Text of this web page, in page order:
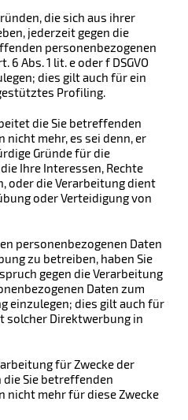
die sich aus ihrer
jederzeit gegen die
personenbezogenen
Abs. 1 lit. e oder f DSGVO
dies gilt auch für ein
Profiling.
die Sie betreffenden
nicht mehr, es sei denn, er
Gründe für die
Ihre Interessen, Rechte
oder die Verarbeitung dient
oder Verteidigung von
personenbezogenen Daten
zu betreiben, haben Sie
gegen die Verarbeitung
Daten zum
einzulegen; dies gilt auch für
solcher Direktwerbung in
für Zwecke der
Sie betreffenden
nicht mehr für diese Zwecke